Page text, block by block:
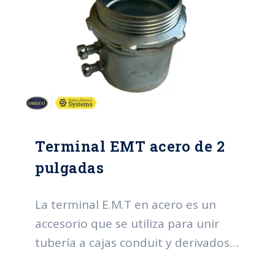
Terminal EMT acero de 2
pulgadas
La terminal E.M.T en acero es un
accesorio que se utiliza para unir
tubería a cajas conduit y derivados.